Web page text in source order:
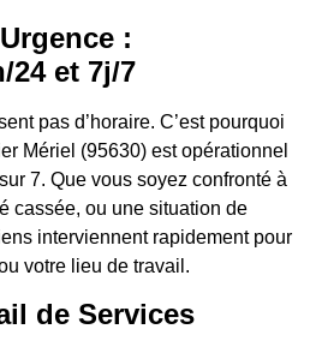
:
24 et 7j/7
pas d’horaire. C’est pourquoi
Mériel (95630) est opérationnel
7. Que vous soyez confronté à
cassée, ou une situation de
interviennent rapidement pour
votre lieu de travail.
de Services